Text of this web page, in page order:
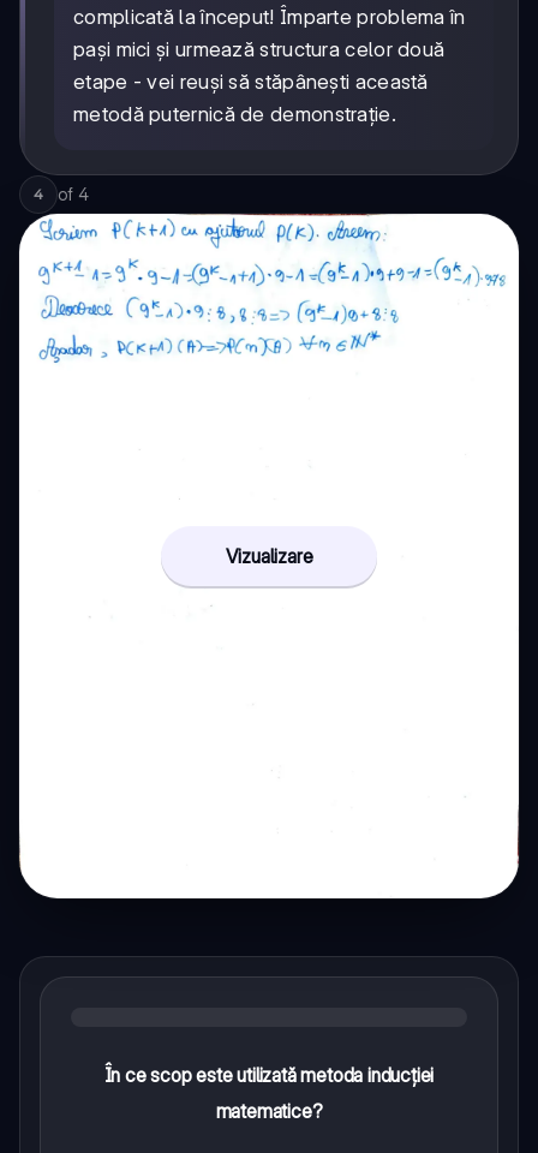
complicată la început! Împarte problema în
pași mici și urmează structura celor două
etape - vei reuși să stăpânești această
metodă puternică de demonstrație.
4 of 4
Vizualizare
În ce scop este utilizată metoda inducției
matematice?